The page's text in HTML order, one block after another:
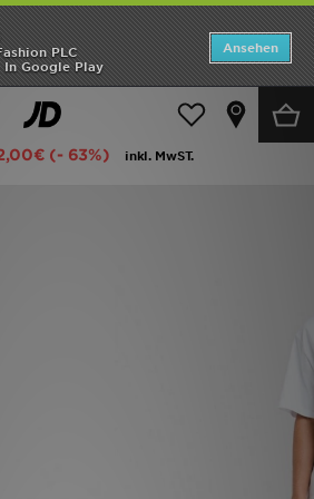
PLC
In Google Play
Ansehen
Jeans
Slim Ripped Jeans
(- 63%) inkl. MwST.